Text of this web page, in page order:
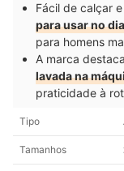
Fácil de calçar
para usar no
para homens
A marca
lavada na
praticidade à
Tipo
Tamanhos